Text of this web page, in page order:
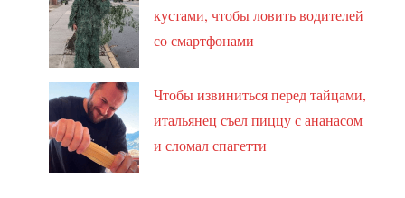
кустами, чтобы ловить водителей
со смартфонами
Чтобы извиниться перед тайцами,
итальянец съел пиццу с ананасом
и сломал спагетти